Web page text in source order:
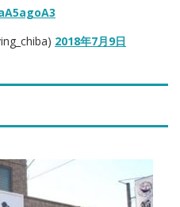
2018年7月9日